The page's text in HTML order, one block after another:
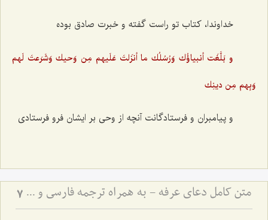
خداوندا، کتاب تو راست گفته و خبرت صادق بوده
و بَلَّغَت أنبياؤُك وَرُسُلُك ما أنزَلتَ عَلَيهم مِن وَحيك وَشَرَعتَ لَهم
وَبِهم مِن دينِك
و پیامبران و فرستادگانت آنچه از وحی بر ایشان فرو فرستادی
متن کامل دعای عرفه - به همراه ترجمه فارسی و فایل صوتی 7